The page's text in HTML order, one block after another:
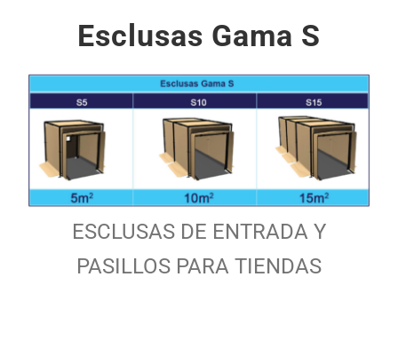
Esclusas Gama S
ESCLUSAS DE ENTRADA Y
PASILLOS PARA TIENDAS